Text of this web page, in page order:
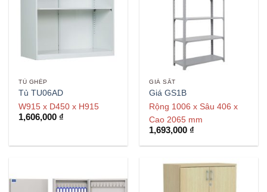
TỦ GHÉP
Tủ TU06AD
W915 x D450 x H915
1,606,000 ₫
GIÁ SẮT
Giá GS1B
Rộng 1006 x Sâu 406 x
Cao 2065 mm
1,693,000 ₫